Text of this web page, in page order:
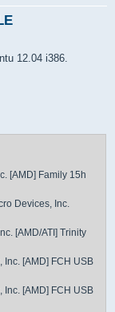
12.04 i386.
[AMD] Family 15h
Devices, Inc.
[AMD/ATI] Trinity
[AMD] FCH USB
[AMD] FCH USB